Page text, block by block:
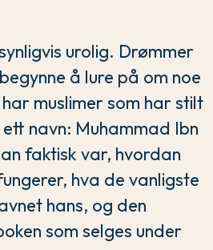
urolig. Drømmer
å lure på om noe
muslimer som har stilt
navn: Muhammad Ibn
faktisk var, hvordan
hva de vanligste
hans, og den
som selges under